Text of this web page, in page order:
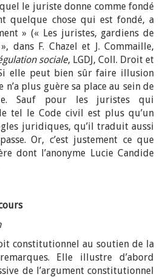
le juriste donne comme fondé
quelque chose qui est fondé, a
» (« Les juristes, gardiens de
dans F. Chazel et J. Commaille,
sociale, LGDJ, Coll. Droit et
elle peut bien sûr faire illusion
plus guère sa place au sein de
Sauf pour les juristes qui
tel le Code civil est plus qu’un
juridiques, qu’il traduit aussi
Or, c’est justement ce que
dont l’anonyme Lucie Candide
constitutionnel au soutien de la
Elle illustre d’abord
de l’argument constitutionnel